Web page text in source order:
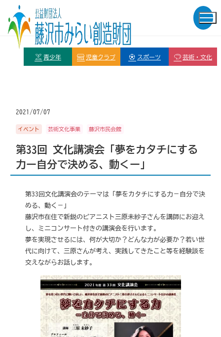
青少年 児童クラブ スポーツ 芸術・文化
2021/07/07
イベント 芸術文化事業 藤沢市民会館
第33回 文化講演会「夢をカタチにする
力ー自分で決める、動くー」
第33回文化講演会のテーマは「夢をカタチにする力－自分で決
める、動く－」
藤沢市在住で新鋭のピアニスト三原未紗子さんを講師にお迎え
し、ミニコンサート付きの講演会を行います。
夢を実現させるには、何が大切か？どんな力が必要か？若い世
代に向けて、三原さんが考え、実践してきたこと等を経験談を
交えながらお話します。